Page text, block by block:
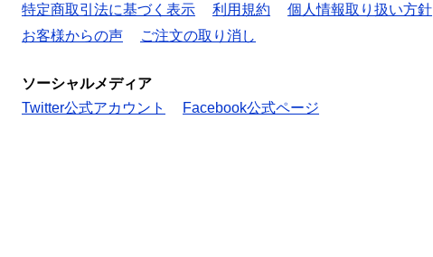
特定商取引法に基づく表示
利用規約 個人情報取り扱い方針
お客様からの声
ご注文の取り消し
ソーシャルメディア
Twitter公式アカウント
Facebook公式ページ